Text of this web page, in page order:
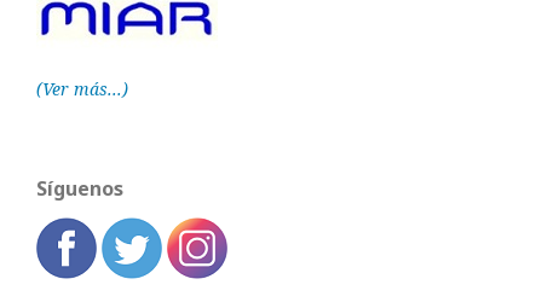
(Ver más...)
Síguenos